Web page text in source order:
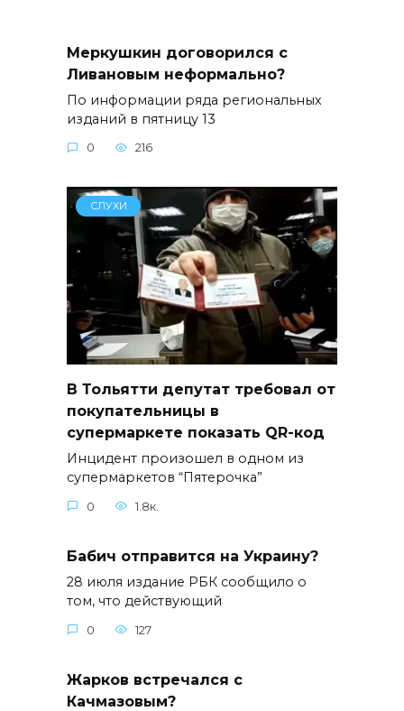
Меркушкин договорился с
Ливановым неформально?
По информации ряда региональных
изданий в пятницу 13
0 216
СЛУХИ
В Тольятти депутат требовал от
покупательницы в
супермаркете показать QR-код
Инцидент произошел в одном из
супермаркетов “Пятерочка”
0 1.8к.
Бабич отправится на Украину?
28 июля издание РБК сообщило о
том, что действующий
0 127
Жарков встречался с
Качмазовым?